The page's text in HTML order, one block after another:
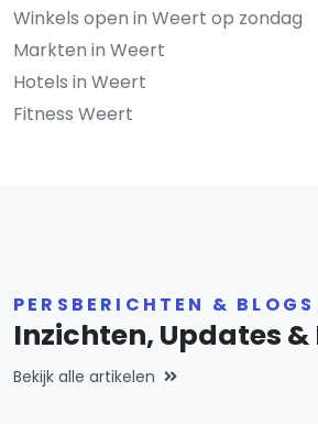
Winkels open in Weert op zondag
Markten in Weert
Hotels in Weert
Fitness Weert
PERSBERICHTEN &
Inzichten, Updates &
Bekijk alle artikelen